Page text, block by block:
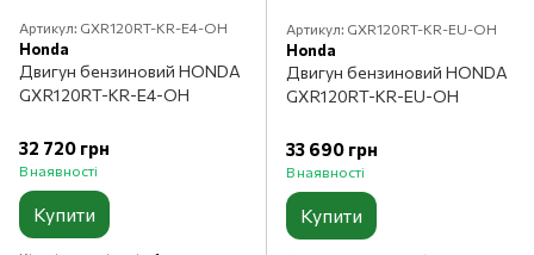
Артикул: GXR120RT-KR-E4-OH
Honda
Двигун бензиновий HONDA
GXR120RT-KR-E4-OH
32 720 грн
В наявності
Купити
Артикул: GXR120RT-KR-EU-OH
Honda
Двигун бензиновий HONDA
GXR120RT-KR-EU-OH
33 690 грн
В наявності
Купити